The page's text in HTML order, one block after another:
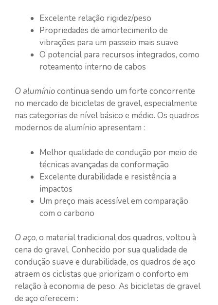
Excelente relação rigidez/peso
Propriedades de amortecimento de
vibrações para um passeio mais suave
O potencial para recursos integrados, como
roteamento interno de cabos
O alumíniocontinua sendo um forte concorrente
no mercado de bicicletas de gravel, especialmente
nas categorias de nível básico e médio. Os quadros
modernos de alumínio apresentam :
Melhor qualidade de condução por meio de
técnicas avançadas de conformação
Excelente durabilidade e resistência a
impactos
Um preço mais acessível em comparação
com o carbono
O aço, o material tradicional dos quadros, voltou à
cena do gravel. Conhecido por sua qualidade de
condução suave e durabilidade, os quadros de aço
atraem os ciclistas que priorizam o conforto em
relação à economia de peso. As bicicletas de gravel
de aço oferecem :